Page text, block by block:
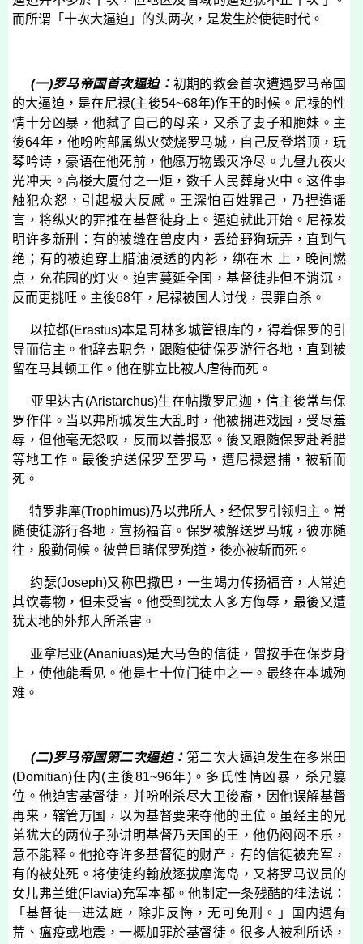
而所谓「十次大逼迫」的头两次，是发生於使徒时代。
(一)罗马帝国首次逼迫： 初期的教会首次遭遇罗马帝国
的大逼迫，是在尼禄(主後54~68年)作王的时候。尼禄的性
情十分凶暴，他弑了自己的母亲，又杀了妻子和胞妹。主
後64年，他吩咐部属纵火焚烧罗马城，自己反登塔顶，玩
琴吟诗，豪语在他死前，他愿万物毁灭净尽。九昼九夜火
光冲天。高楼大厦付之一炬，数千人民葬身火中。这件事
触犯众怒，引起极大反感。王深怕百姓罪己，乃捏造谣
言，将纵火的罪推在基督徒身上。逼迫就此开始。尼禄发
明许多新刑：有的被缝在兽皮内，丢给野狗玩弄，直到气
绝；有的被迫穿上腊油浸透的内衫，绑在木 上，晚间燃
点，充花园的灯火。迫害蔓延全国，基督徒非但不消沉，
反而更挑旺。主後68年，尼禄被国人讨伐，畏罪自杀。
以拉都(Erastus)本是哥林多城管银库的，得着保罗的引
导而信主。他辞去职务，跟随使徒保罗游行各地，直到被
留在马其顿工作。他在腓立比被人虐待而死。
亚里达古(Aristarchus)生在帖撒罗尼迦，信主後常与保
罗作伴。当以弗所城发生大乱时，他被拥进戏园，受尽羞
辱，但他毫无怨叹，反而以善报恶。後又跟随保罗赴希腊
等地工作。最後护送保罗至罗马，遭尼禄逮捕，被斩而
死。
特罗非摩(Trophimus)乃以弗所人，经保罗引领归主。常
随使徒游行各地，宣扬福音。保罗被解送罗马城，彼亦随
往，殷勤伺候。彼曾目睹保罗殉道，後亦被斩而死。
约瑟(Joseph)又称巴撒巴，一生竭力传扬福音，人常迫
其饮毒物，但未受害。他受到犹太人多方侮辱，最後又遭
犹太地的外邦人所杀害。
亚拿尼亚(Ananiuas)是大马色的信徒，曾按手在保罗身
上，使他能看见。他是七十位门徒中之一。最终在本城殉
难。
(二)罗马帝国第二次逼迫： 第二次大逼迫发生在多米田
(Domitian)任内(主後81~96年)。多氏性情凶暴，杀兄篡
位。他迫害基督徒，并吩咐杀尽大卫後裔，因他误解基督
再来，辖管万国，以为基督要来夺他的王位。虽经主的兄
弟犹大的两位子孙讲明基督乃天国的王，他仍闷闷不乐，
意不能释。他抢夺许多基督徒的财产，有的信徒被充军，
有的被处死。将使徒约翰放逐拔摩海岛，又将罗马议员的
女儿弗兰维(Flavia)充军本都。他制定一条残酷的律法说：
「基督徒一进法庭，除非反悔，无可免刑。」国内遇有
荒、瘟疫或地震，一概加罪於基督徒。很多人被利所诱，